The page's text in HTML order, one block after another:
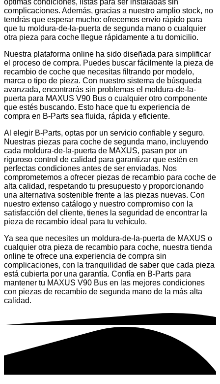
complicaciones. Además, gracias a nuestro amplio stock, no
tendrás que esperar mucho: ofrecemos envío rápido para
que tu moldura-de-la-puerta de segunda mano o cualquier
otra pieza para coche llegue rápidamente a tu domicilio.
Nuestra plataforma online ha sido diseñada para simplificar
el proceso de compra. Puedes buscar fácilmente la pieza de
recambio de coche que necesitas filtrando por modelo,
marca o tipo de pieza. Con nuestro sistema de búsqueda
avanzada, encontrarás sin problemas el moldura-de-la-
puerta para MAXUS V90 Bus o cualquier otro componente
que estés buscando. Esto hace que tu experiencia de
compra en B-Parts sea fluida, rápida y eficiente.
Al elegir B-Parts, optas por un servicio confiable y seguro.
Nuestras piezas para coche de segunda mano, incluyendo
cada moldura-de-la-puerta de MAXUS, pasan por un
riguroso control de calidad para garantizar que estén en
perfectas condiciones antes de ser enviadas. Nos
comprometemos a ofrecer piezas de recambio para coche de
alta calidad, respetando tu presupuesto y proporcionando
una alternativa sostenible frente a las piezas nuevas. Con
nuestro extenso catálogo y nuestro compromiso con la
satisfacción del cliente, tienes la seguridad de encontrar la
pieza de recambio ideal para tu vehículo.
Ya sea que necesites un moldura-de-la-puerta de MAXUS o
cualquier otra pieza de recambio para coche, nuestra tienda
online te ofrece una experiencia de compra sin
complicaciones, con la tranquilidad de saber que cada pieza
está cubierta por una garantía. Confía en B-Parts para
mantener tu MAXUS V90 Bus en las mejores condiciones
con piezas de recambio de segunda mano de la más alta
calidad.